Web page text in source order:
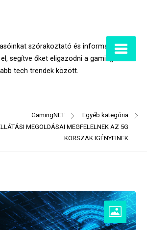
szórakoztató és informatív
segítve őket eligazodni a gaming
tech trendek között.
GamingNET
Egyéb kategória
MEGOLDÁSAI MEGFELELNEK AZ 5G
KORSZAK IGÉNYEINEK